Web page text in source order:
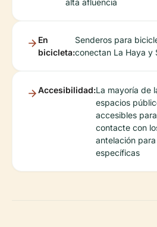
alta afluencia
En
bicicleta:
Senderos para
conectan La Haya y
Accesibilidad:La mayoría de
espacios
accesibles
contacte con
antelación
específicas